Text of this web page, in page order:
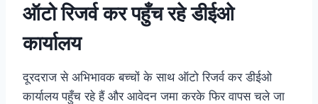
ऑटो रिजर्व कर पहुँच रहे डीईओ
कार्यालय
दूरदराज से अभिभावक बच्चों के साथ ऑटो रिजर्व कर डीईओ
कार्यालय पहुँच रहे हैं और आवेदन जमा करके फिर वापस चले जा